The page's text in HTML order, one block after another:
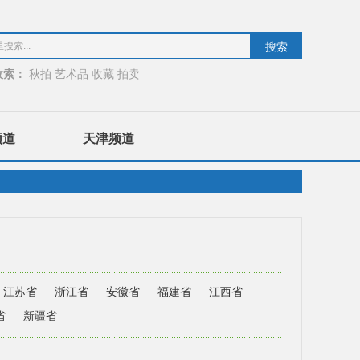
： 秋拍 艺术品 收藏 拍卖
道 天津频道
江苏省 浙江省 安徽省 福建省
江西省
新疆省